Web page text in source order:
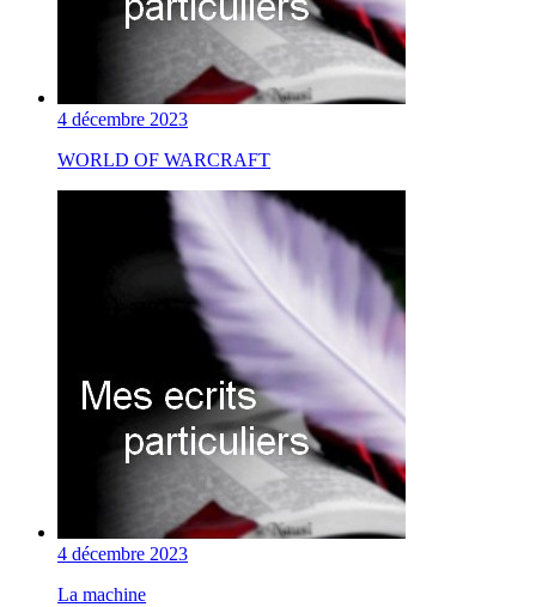
4 décembre 2023
WORLD OF WARCRAFT
4 décembre 2023
La machine